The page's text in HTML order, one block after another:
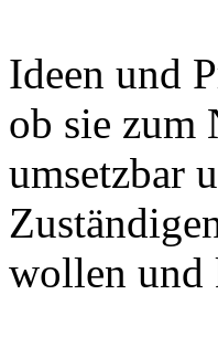
Ideen und
ob sie zum
umsetzbar
wollen und